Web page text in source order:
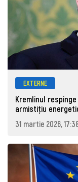
EXTERNE
Kremlinul
armistițiu
31 martie 2026,